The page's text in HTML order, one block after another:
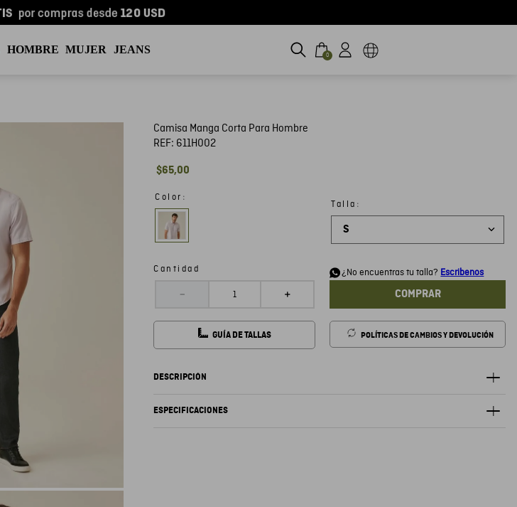
HOMBRE MUJER JEANS 0
Camisa Manga Corta Para Hombre
REF: 611H002
$65,00
Color :
Talla :
S
¿No encuentras tu talla? Escribenos
Cantidad
＋
－ COMPRAR
GUÍA DE TALLAS POLÍTICAS DE CAMBIOS Y DEVOLUCIÓN
DESCRIPCIÓN
ESPECIFICACIONES